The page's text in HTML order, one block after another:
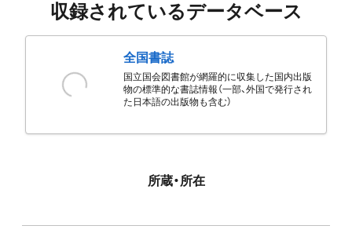
収録されているデータベース
全国書誌
国立国会図書館が網羅的に収集した国内出版
物の標準的な書誌情報（一部、外国で発行され
た日本語の出版物も含む）
所蔵・所在